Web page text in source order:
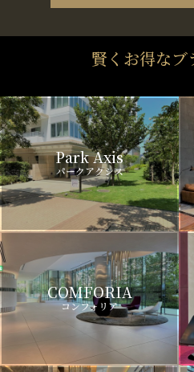
賢くお得なブ
Park Axis
パークアクシス
COMFORIA
コンフォリア